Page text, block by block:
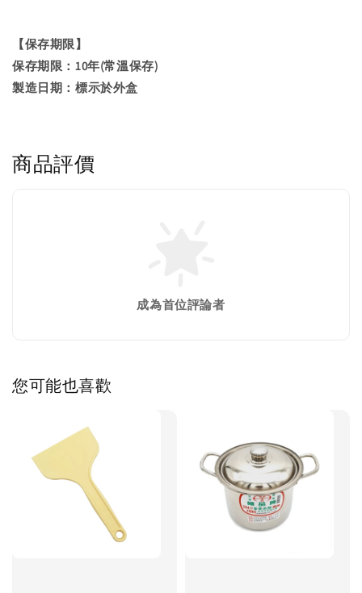
【保存期限】
保存期限：10年(常溫保存)
製造日期：標示於外盒
商品評價
成為首位評論者
您可能也喜歡